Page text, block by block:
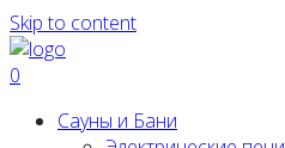
Skip to content
0
Сауны и Бани